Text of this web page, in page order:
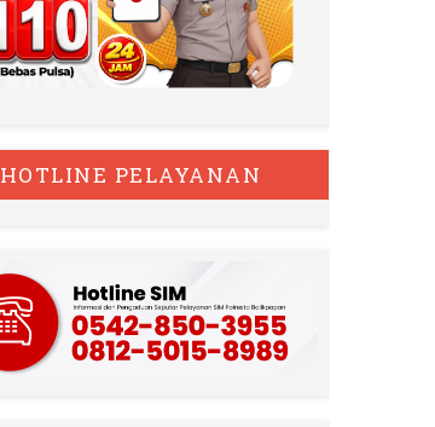
HOTLINE PELAYANAN